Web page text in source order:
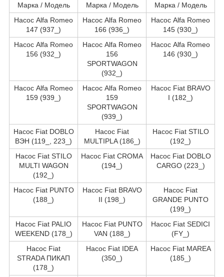
Марка / Модель Марка / Модель
Марка / Модель
Насос Alfa Romeo
147 (937_)
Насос Alfa Romeo
166 (936_)
Насос Alfa Romeo
145 (930_)
Насос Alfa Romeo
156 (932_)
Насос Alfa Romeo
156
SPORTWAGON
(932_)
Насос Alfa Romeo
146 (930_)
Насос Alfa Romeo
159 (939_)
Насос Alfa Romeo
159
SPORTWAGON
(939_)
Насос Fiat BRAVO
I (182_)
Насос Fiat DOBLO
ВЭН (119_, 223_)
Насос Fiat
MULTIPLA (186_)
Насос Fiat STILO
(192_)
Насос Fiat STILO
MULTI WAGON
(192_)
Насос Fiat CROMA
(194_)
Насос Fiat DOBLO
CARGO (223_)
Насос Fiat PUNTO
(188_)
Насос Fiat BRAVO
II (198_)
Насос Fiat
GRANDE PUNTO
(199_)
Насос Fiat PALIO
WEEKEND (178_)
Насос Fiat PUNTO
VAN (188_)
Насос Fiat SEDICI
(FY_)
Насос Fiat
STRADA ПИКАП
(178_)
Насос Fiat IDEA
(350_)
Насос Fiat MAREA
(185_)